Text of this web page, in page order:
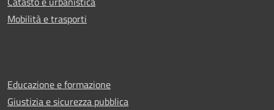
Mobilità e trasporti
Educazione e formazione
Giustizia e sicurezza pubblica